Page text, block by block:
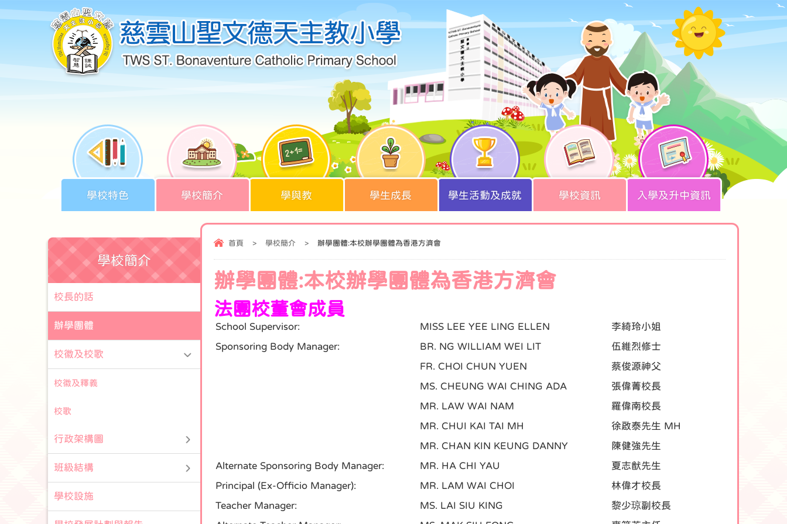
學校特色 學校簡介 學與教 學生成長 學生活動及成就 學校資訊 入學及升中資訊
首頁 > 學校簡介 > 辦學團體:本校辦學團體為香港方濟會
辦學團體:本校辦學團體為香港方濟會
法團校董會成員
School Supervisor: MISS LEE YEE LING ELLEN
李綺玲小姐
Sponsoring Body Manager:
BR. NG WILLIAM WEI LIT
伍維烈修士
FR. CHOI CHUN YUEN
蔡俊源神父
MS. CHEUNG WAI CHING ADA
張偉菁校長
MR. LAW WAI NAM
羅偉南校長
MR. CHUI KAI TAI MH
徐啟泰先生 MH
MR. CHAN KIN KEUNG DANNY
陳健強先生
Alternate Sponsoring Body Manager:
MR. HA CHI YAU
夏志猷先生
Principal (Ex-Officio Manager):
MR. LAM WAI CHOI
林偉才校長
Teacher Manager:
MS. LAI SIU KING
黎少琼副校長
學校簡介
校長的話
辦學團體
校徽及校歌
校徽及釋義
校歌
行政架構圖
班級結構
學校設施